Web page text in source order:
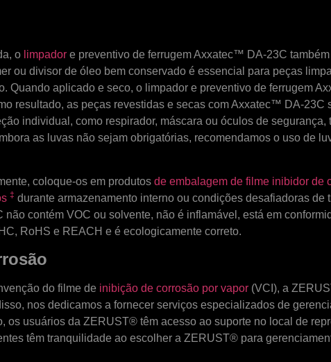
o limpador e preventivo de ferrugem Axxatec™ DA-23C
ou divisor de óleo bem conservado é essencial para peças
Quando aplicado e seco, o limpador e preventivo de ferrugem
resultado, as peças revestidas e secas com Axxatec™ DA-23C
individual, como respirador, máscara ou óculos de
as luvas não sejam obrigatórias, recomendamos o uso de
coloque-os em produtos de embalagem de filme inibidor de
‡ durante armazenamento interno ou condições desafiadoras de
contém VOC ou solvente, não é inflamável, está em
RoHS e REACH e é ecologicamente correto.
do filme de inibição de corrosão por vapor (VCI), a
nos dedicamos a fornecer serviços especializados de
os usuários da ZERUST® têm acesso ao suporte no local de
têm tranquilidade ao escolher a ZERUST® para